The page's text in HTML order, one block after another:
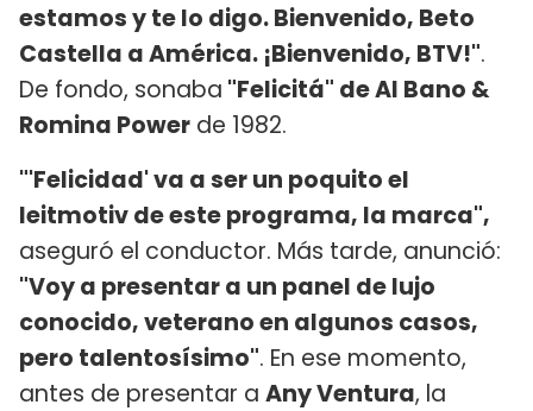
estamos y te lo digo. Bienvenido, Beto
Castella a América. ¡Bienvenido, BTV!".
De fondo, sonaba "Felicitá" de Al Bano &
Romina Power de 1982.
"'Felicidad' va a ser un poquito el
leitmotiv de este programa, la marca",
aseguró el conductor. Más tarde, anunció:
"Voy a presentar a un panel de lujo
conocido, veterano en algunos casos,
pero talentosísimo". En ese momento,
antes de presentar a Any Ventura, la